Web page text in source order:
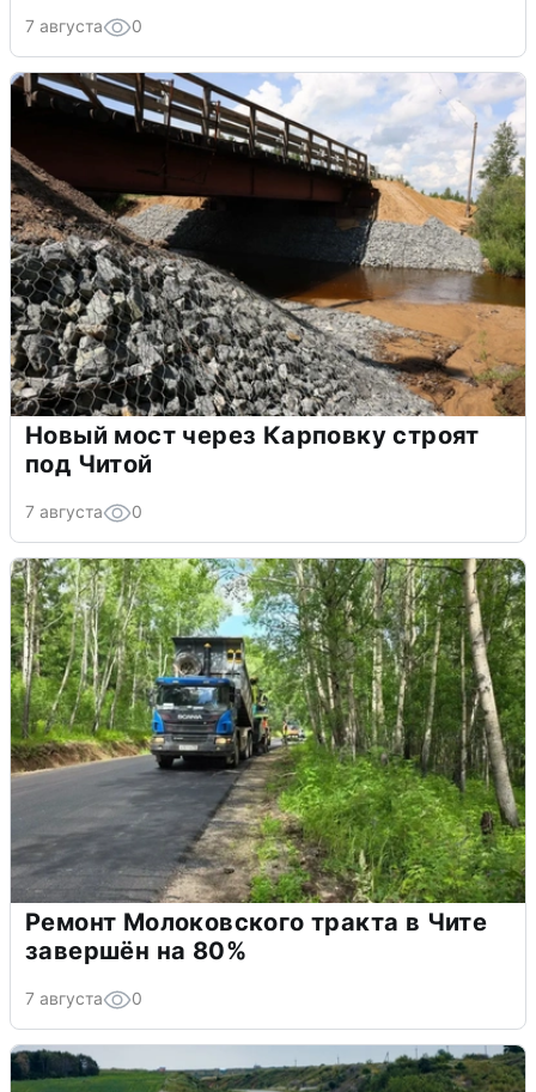
7 августа 0
Новый мост через Карповку строят
под Читой
7 августа 0
Ремонт Молоковского тракта в Чите
завершён на 80%
7 августа 0